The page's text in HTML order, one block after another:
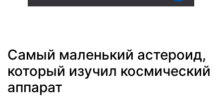
Самый маленький астероид,
который изучил космический
аппарат